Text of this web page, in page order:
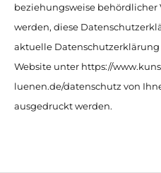
beziehungsweise
werden, diese
aktuelle
Website unter https://
luenen.de/datenschutz von
ausgedruckt werden.